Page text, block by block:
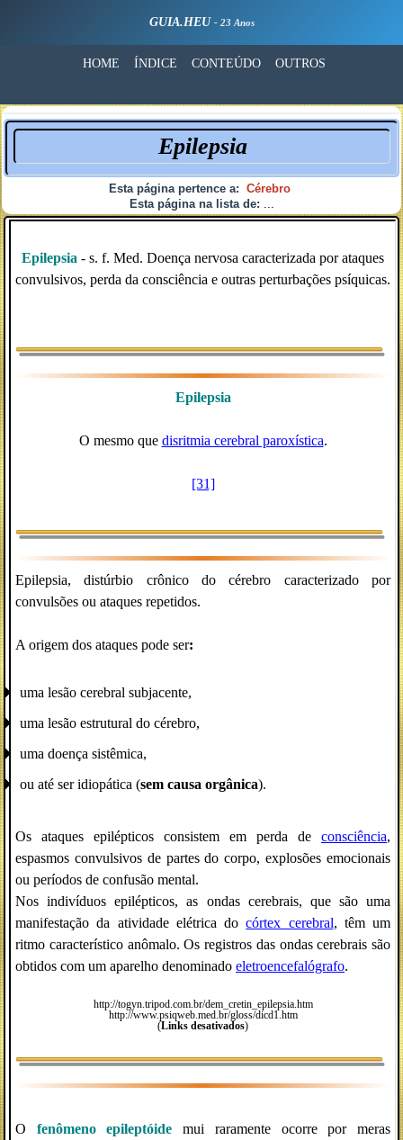
GUIA.HEU - 23 Anos
HOME ÍNDICE CONTEÚDO OUTROS
Epilepsia
Esta página pertence a: Cérebro
Esta página na lista de: ...
Epilepsia - s. f. Med. Doença nervosa caracterizada por ataques
convulsivos, perda da consciência e outras perturbações psíquicas.
Epilepsia
O mesmo que disritmia cerebral paroxística.
[31]
Epilepsia, distúrbio crônico do cérebro caracterizado por
convulsões ou ataques repetidos.
A origem dos ataques pode ser:
uma lesão cerebral subjacente,
uma lesão estrutural do cérebro,
uma doença sistêmica,
ou até ser idiopática (sem causa orgânica).
Os ataques epilépticos consistem em perda de consciência,
espasmos convulsivos de partes do corpo, explosões emocionais
ou períodos de confusão mental.
Nos indivíduos epilépticos, as ondas cerebrais, que são uma
manifestação da atividade elétrica docórtex cerebral, têm um
ritmo característico anômalo. Os registros das ondas cerebrais são
obtidos com um aparelho denominado eletroencefalógrafo.
http://togyn.tripod.com.br/dem_cretin_epilepsia.htm
http://www.psiqweb.med.br/gloss/dicd1.htm
(Links desativados)
O fenômeno epileptóidemui raramente ocorre por meras